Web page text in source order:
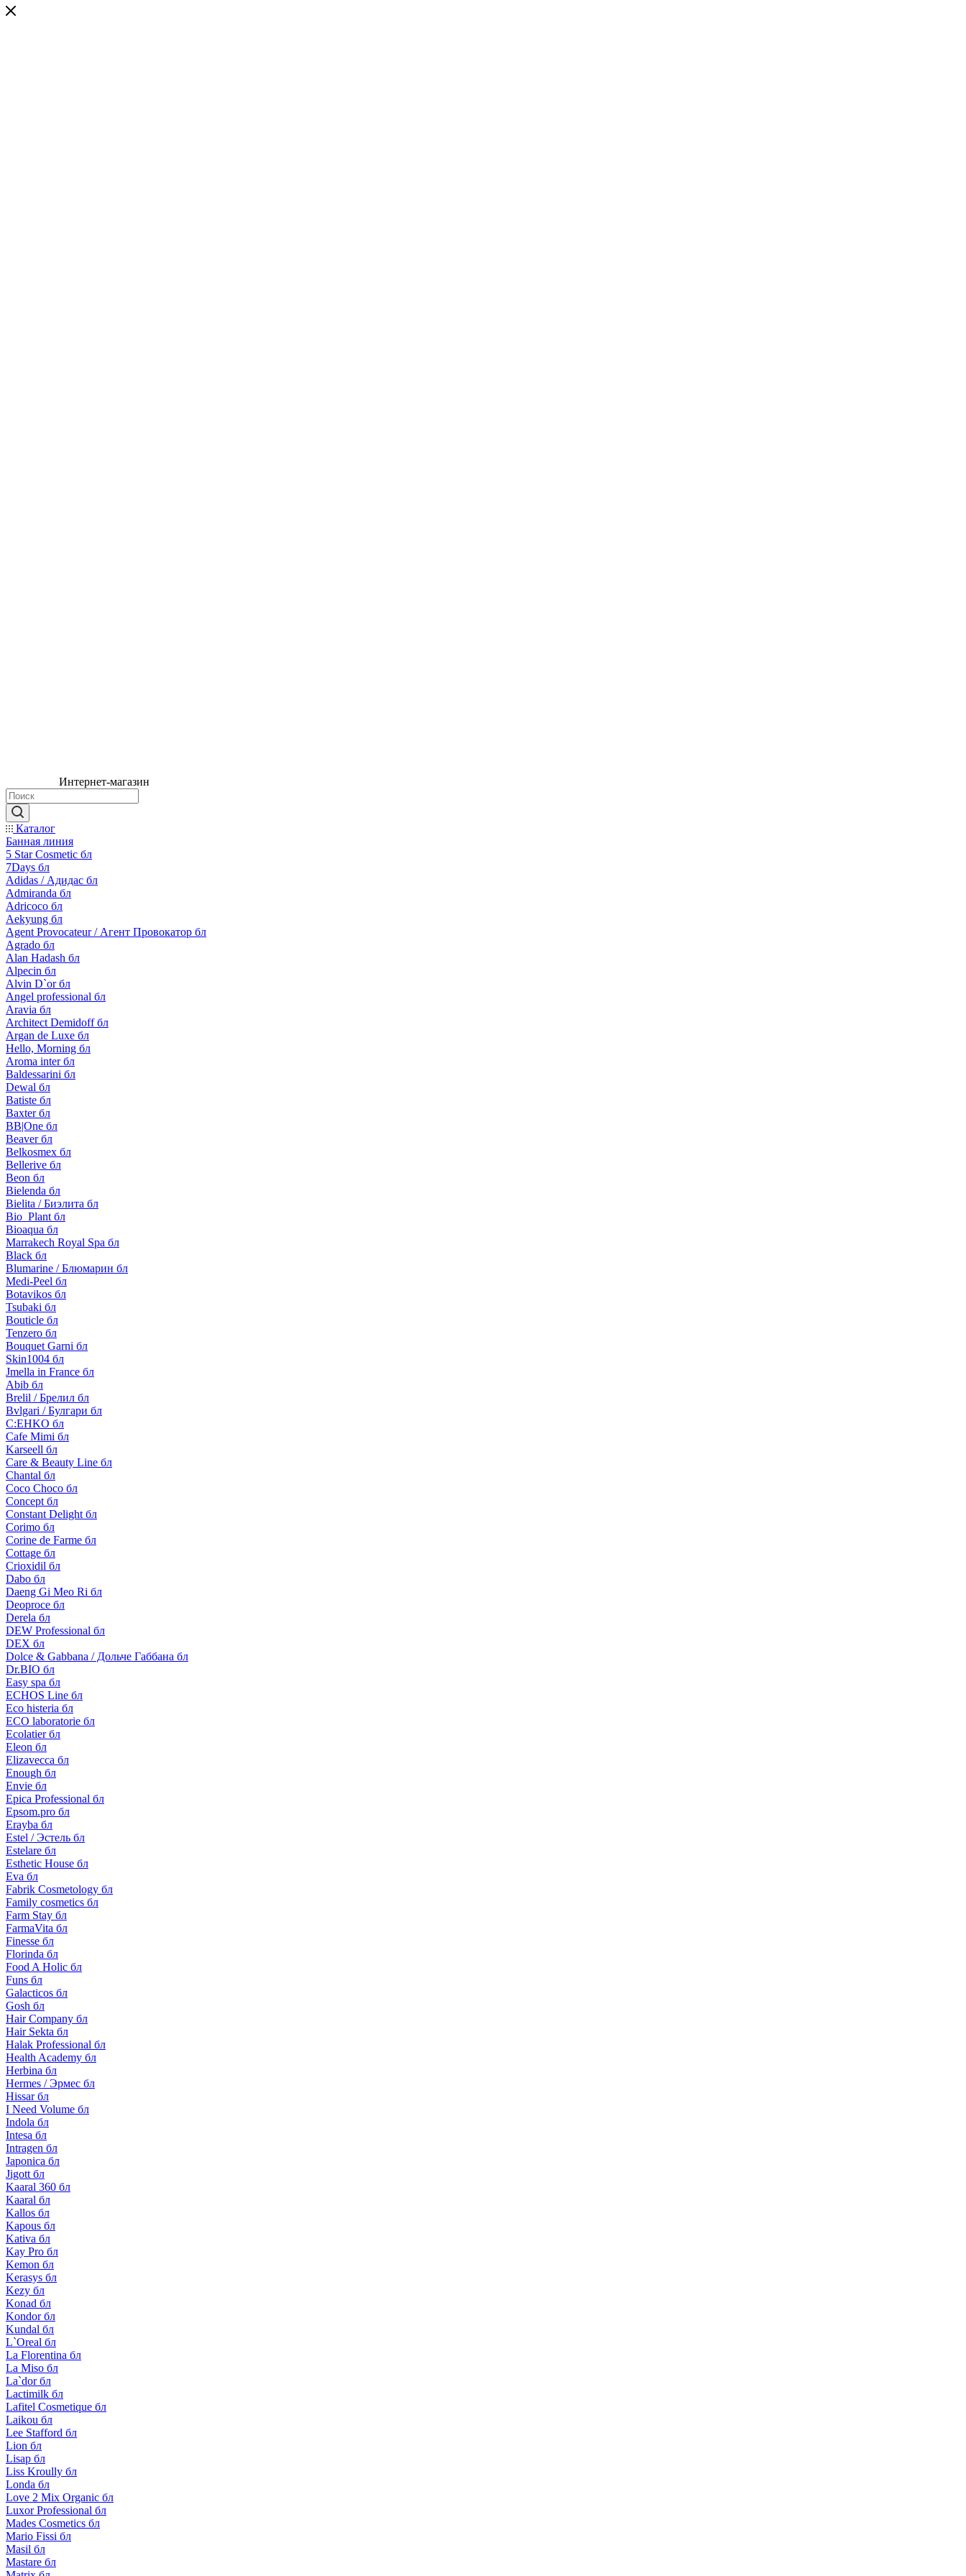
Интернет-магазин
Каталог
Банная линия
5 Star Cosmetic бл
7Days бл
Adidas / Адидас бл
Admiranda бл
Adricoco бл
Aekyung бл
Agent Provocateur / Агент Провокатор бл
Agrado бл
Alan Hadash бл
Alpecin бл
Alvin D`or бл
Angel professional бл
Aravia бл
Architect Demidoff бл
Argan de Luxe бл
Hello, Morning бл
Aroma inter бл
Baldessarini бл
Dewal бл
Batiste бл
Baxter бл
BB|One бл
Beaver бл
Belkosmex бл
Bellerive бл
Beon бл
Bielenda бл
Bielita / Биэлита бл
Bio_Plant бл
Bioaqua бл
Marrakech Royal Spa бл
Black бл
Blumarine / Блюмарин бл
Medi-Peel бл
Botavikos бл
Tsubaki бл
Bouticle бл
Tenzero бл
Bouquet Garni бл
Skin1004 бл
Jmella in France бл
Abib бл
Brelil / Брелил бл
Bvlgari / Булгари бл
C:EHKO бл
Cafe Mimi бл
Karseell бл
Care & Beauty Line бл
Chantal бл
Coco Choco бл
Concept бл
Constant Delight бл
Corimo бл
Corine de Farme бл
Cottage бл
Crioxidil бл
Dabo бл
Daeng Gi Meo Ri бл
Deoproce бл
Derela бл
DEW Professional бл
DEX бл
Dolce & Gabbana / Дольче Габбана бл
Dr.BIO бл
Easy spa бл
ECHOS Line бл
Eco histeria бл
ECO laboratorie бл
Ecolatier бл
Eleon бл
Elizavecca бл
Enough бл
Envie бл
Epica Professional бл
Epsom.pro бл
Erayba бл
Estel / Эстель бл
Estelare бл
Esthetic House бл
Eva бл
Fabrik Cosmetology бл
Family cosmetics бл
Farm Stay бл
FarmaVita бл
Finesse бл
Florinda бл
Food A Holic бл
Funs бл
Galacticos бл
Gosh бл
Hair Company бл
Hair Sekta бл
Halak Professional бл
Health Academy бл
Herbina бл
Hermes / Эрмес бл
Hissar бл
I Need Volume бл
Indola бл
Intesa бл
Intragen бл
Japonica бл
Jigott бл
Kaaral 360 бл
Kaaral бл
Kallos бл
Kapous бл
Kativa бл
Kay Pro бл
Kemon бл
Kerasys бл
Kezy бл
Konad бл
Kondor бл
Kundal бл
L`Oreal бл
La Florentina бл
La Miso бл
La`dor бл
Lactimilk бл
Lafitel Cosmetique бл
Laikou бл
Lee Stafford бл
Lion бл
Lisap бл
Liss Kroully бл
Londa бл
Love 2 Mix Organic бл
Luxor Professional бл
Mades Cosmetics бл
Mario Fissi бл
Masil бл
Mastare бл